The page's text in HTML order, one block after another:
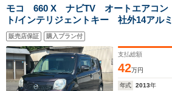
モコ 660 X ナビTV オートエアコン
ト/インテリジェントキー 社外14アルミ
販売店保証 購入プラン付
支払総額
42万円
年式 2013年